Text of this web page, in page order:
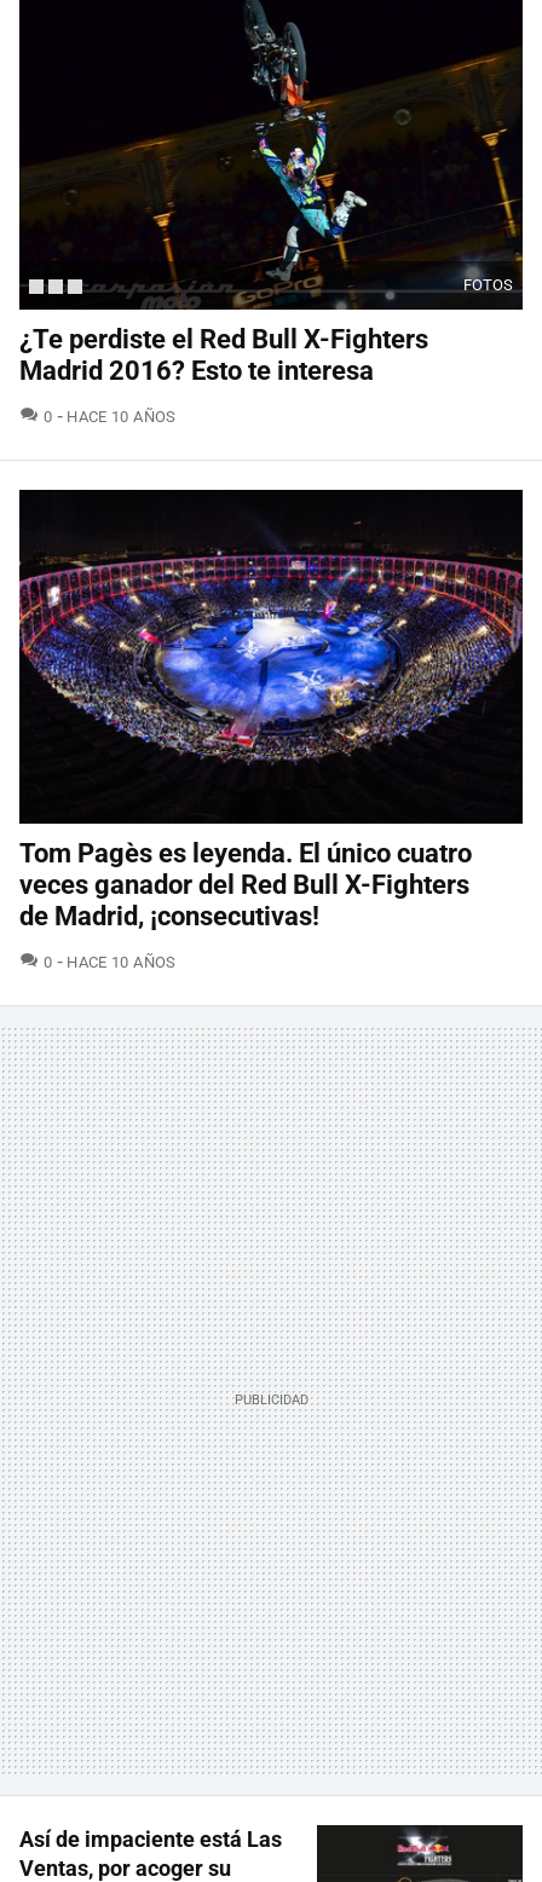
FOTOS
¿Te perdiste el Red Bull X-Fighters
Madrid 2016? Esto te interesa
0 COMENTARIOS
HACE 10 AÑOS
Tom Pagès es leyenda. El único cuatro
veces ganador del Red Bull X-Fighters
de Madrid, ¡consecutivas!
0 COMENTARIOS
HACE 10 AÑOS
Así de impaciente está Las
Ventas, por acoger su